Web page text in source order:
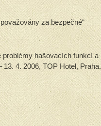
za bezpečné“
problémy hašovacích funkcí a
4. 2006, TOP Hotel, Praha.